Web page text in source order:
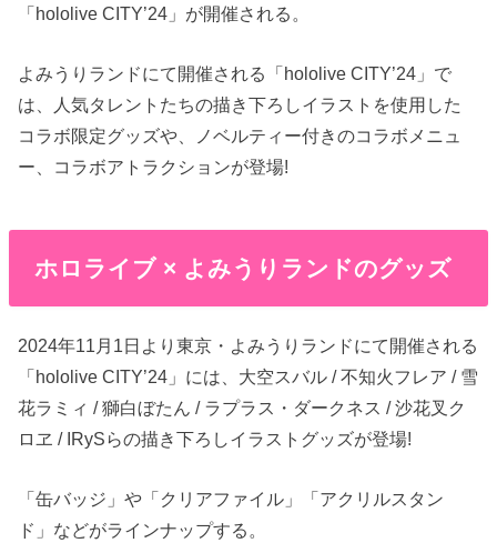
「hololive CITY’24」が開催される。
よみうりランドにて開催される「hololive CITY’24」で
は、人気タレントたちの描き下ろしイラストを使用した
コラボ限定グッズや、ノベルティー付きのコラボメニュ
ー、コラボアトラクションが登場!
ホロライブ × よみうりランドのグッズ
2024年11月1日より東京・よみうりランドにて開催される
「hololive CITY’24」には、大空スバル / 不知火フレア / 雪
花ラミィ / 獅白ぼたん / ラプラス・ダークネス / 沙花叉ク
ロヱ / IRySらの描き下ろしイラストグッズが登場!
「缶バッジ」や「クリアファイル」「アクリルスタン
ド」などがラインナップする。